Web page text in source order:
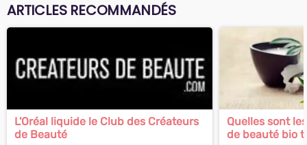
ARTICLES RECOMMANDÉS
L'Oréal liquide le Club des Créateurs
de Beauté
Quelles sont
de beauté bio